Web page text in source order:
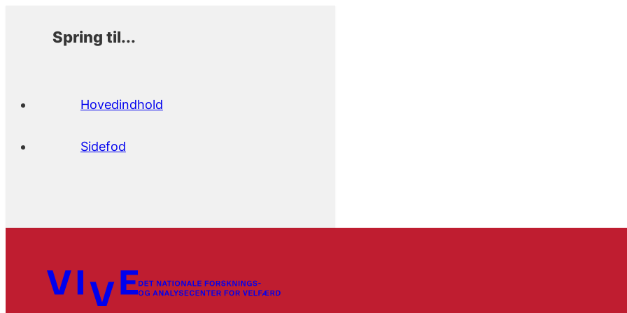
Spring til...
Hovedindhold
Sidefod